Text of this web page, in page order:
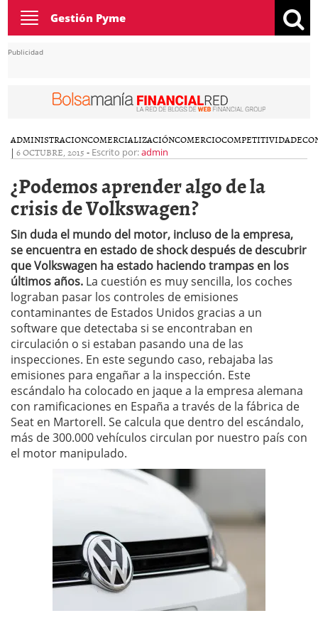
Toggle
navigation
Gestión Pyme
Publicidad
ADMINISTRACIONCOMERCIALIZACIÓNCOMERCIOCOMPETITIVIDAD
| 6 OCTUBRE, 2015 - Escrito por:admin
¿Podemos aprender algo de la
crisis de Volkswagen?
Sin duda el mundo del motor, incluso de la empresa,
se encuentra en estado de shock después de descubrir
que Volkswagen ha estado haciendo trampas en los
últimos años. La cuestión es muy sencilla, los coches
lograban pasar los controles de emisiones
contaminantes de Estados Unidos gracias a un
software que detectaba si se encontraban en
circulación o si estaban pasando una de las
inspecciones. En este segundo caso, rebajaba las
emisiones para engañar a la inspección. Este
escándalo ha colocado en jaque a la empresa alemana
con ramificaciones en España a través de la fábrica de
Seat en Martorell. Se calcula que dentro del escándalo,
más de 300.000 vehículos circulan por nuestro país con
el motor manipulado.